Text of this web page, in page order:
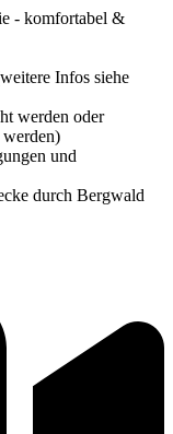
- komfortabel &
Infos siehe
werden oder
werden)
und
durch Bergwald